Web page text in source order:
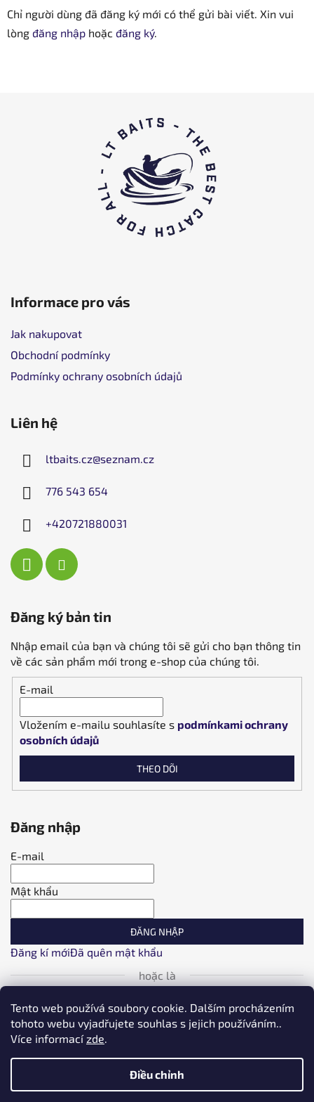
Tento web používá soubory cookie. Dalším procházením
tohoto webu vyjadřujete souhlas s jejich používáním..
Více informacízde.
Điều chỉnh
Chỉ người dùng đã đăng ký mới có thể gửi bài viết. Xin vui
lòng đăng nhập hoặc đăng ký.
Informace pro vás
Jak nakupovat
Obchodní podmínky
Podmínky ochrany osobních údajů
Liên hệ
ltbaits.cz@seznam.cz
776 543 654
+420721880031
Đăng ký bản tin
Nhập email của bạn và chúng tôi sẽ gửi cho bạn thông tin
về các sản phẩm mới trong e-shop của chúng tôi.
E-mail
Vložením e-mailu souhlasíte s podmínkami ochrany
osobních údajů
THEO DÕI
Đăng nhập
E-mail
Mật khẩu
ĐĂNG NHẬP
Đăng kí mớiĐã quên mật khẩu
hoặc là
Đăng nhập Facebook
Đăng nhập qua Seznam